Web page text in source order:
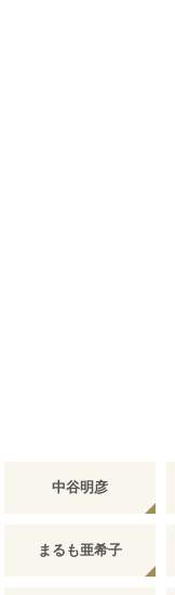
中谷明彦
まるも亜希子